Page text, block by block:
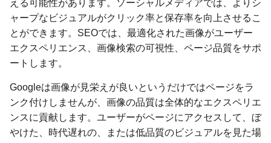
える可能性があります。ソーシャルメディアでは、よりシ
ャープなビジュアルがクリック率と保存率を向上させるこ
とができます。SEOでは、最適化された画像がユーザー
エクスペリエンス、画像検索の可視性、ページ品質をサポ
ートします。
Googleは画像が見栄えが良いというだけではページをラ
ンク付けしませんが、画像の品質は全体的なエクスペリエ
ンスに貢献します。ユーザーがページにアクセスして、ぼ
やけた、時代遅れの、または低品質のビジュアルを見た場